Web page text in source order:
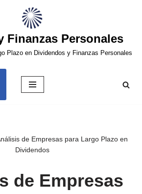
Finanzas Personales
Plazo en Dividendos y Finanzas Personales
de Empresas para Largo Plazo en
Dividendos
de Empresas